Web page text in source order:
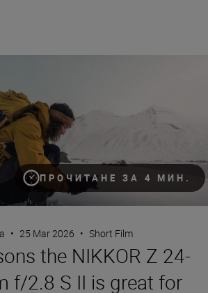
ПРОЧИТАНЕ ЗА 4 МИН.
the NIKKOR Z 24-70mm f/2.8 S II is great
• 25 Mar 2026 • Short Film
the NIKKOR Z 24-
f/2.8 S II is great for